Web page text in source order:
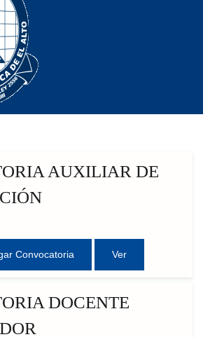
AUXILIAR DE
Convocatoria Ver
DOCENTE